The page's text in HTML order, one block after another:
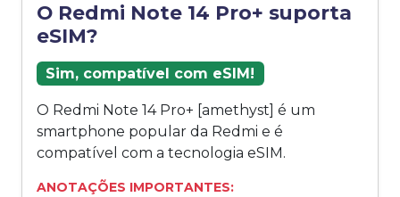
O Redmi Note 14 Pro+ suporta
eSIM?
Sim, compatível com eSIM!
O Redmi Note 14 Pro+ [amethyst] é um
smartphone popular da Redmi e é
compatível com a tecnologia eSIM.
ANOTAÇÕES IMPORTANTES: